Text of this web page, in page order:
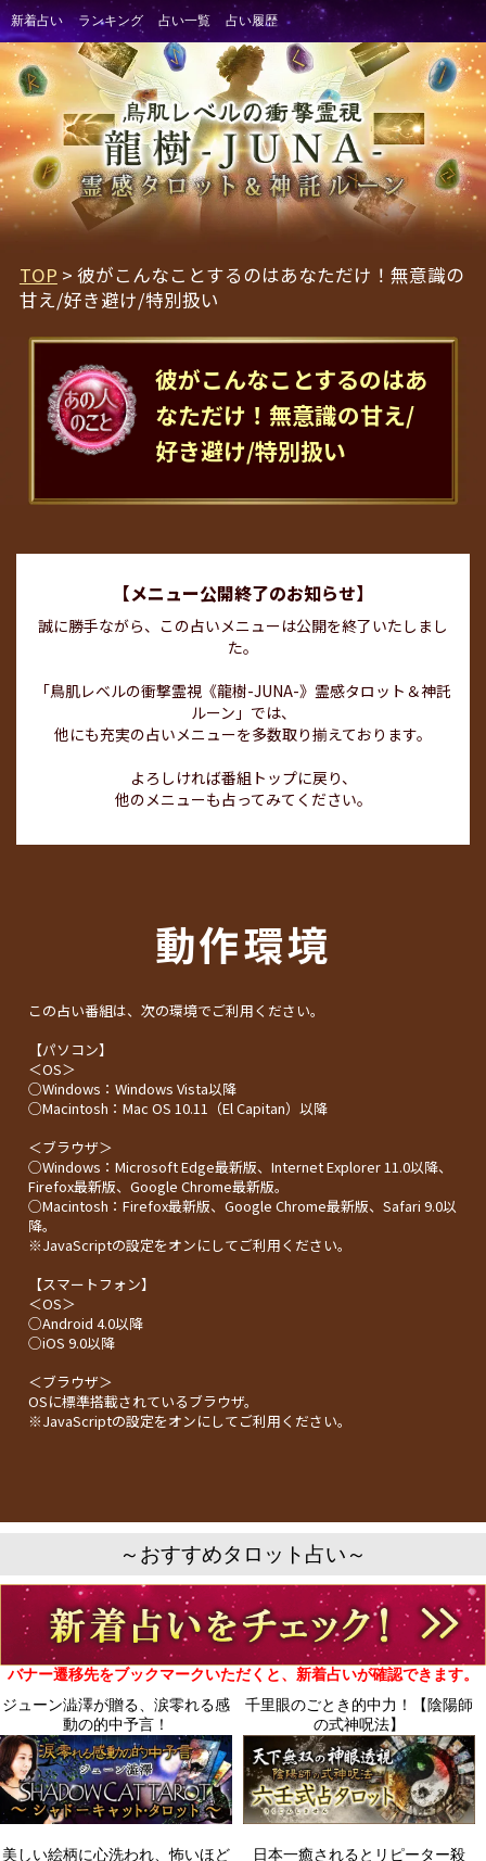
TOP > 彼がこんなことするのはあなただけ！無意識の
甘え/好き避け/特別扱い
彼がこんなことするのはあ
なただけ！無意識の甘え/
好き避け/特別扱い
【メニュー公開終了のお知らせ】
誠に勝手ながら、この占いメニューは公開を終了いたしまし
た。
「鳥肌レベルの衝撃霊視《龍樹-JUNA-》霊感タロット＆神託
ルーン」では、
他にも充実の占いメニューを多数取り揃えております。
よろしければ番組トップに戻り、
他のメニューも占ってみてください。
動作環境
この占い番組は、次の環境でご利用ください。
【パソコン】
＜OS＞
○Windows：Windows Vista以降
○Macintosh：Mac OS 10.11（El Capitan）以降
＜ブラウザ＞
○Windows：Microsoft Edge最新版、Internet Explorer 11.0以降、
Firefox最新版、Google Chrome最新版。
○Macintosh：Firefox最新版、Google Chrome最新版、Safari 9.0以
降。
※JavaScriptの設定をオンにしてご利用ください。
【スマートフォン】
＜OS＞
○Android 4.0以降
○iOS 9.0以降
＜ブラウザ＞
OSに標準搭載されているブラウザ。
※JavaScriptの設定をオンにしてご利用ください。